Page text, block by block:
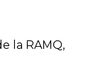
la RAMQ,